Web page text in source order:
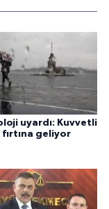
uyardı: Kuvvetli
fırtına geliyor